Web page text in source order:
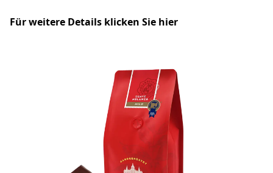
Für weitere Details klicken Sie hier